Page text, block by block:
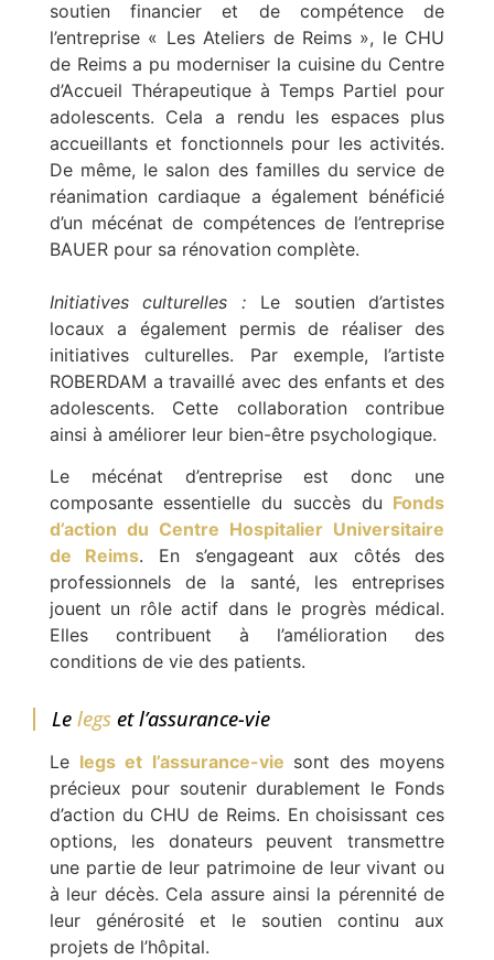
soutien financier et de compétence de
l’entreprise « Les Ateliers de Reims », le CHU
de Reims a pu moderniser la cuisine du Centre
d’Accueil Thérapeutique à Temps Partiel pour
adolescents. Cela a rendu les espaces plus
accueillants et fonctionnels pour les activités.
De même, le salon des familles du service de
réanimation cardiaque a également bénéficié
d’un mécénat de compétences de l’entreprise
BAUER pour sa rénovation complète.
Initiatives culturelles : Le soutien d’artistes
locaux a également permis de réaliser des
initiatives culturelles. Par exemple, l’artiste
ROBERDAM a travaillé avec des enfants et des
adolescents. Cette collaboration contribue
ainsi à améliorer leur bien-être psychologique.
Le mécénat d’entreprise est donc une
composante essentielle du succès du Fonds
d’action du Centre Hospitalier Universitaire
de Reims. En s’engageant aux côtés des
professionnels de la santé, les entreprises
jouent un rôle actif dans le progrès médical.
Elles contribuent à l’amélioration des
conditions de vie des patients.
Le legset l’assurance-vie
Le legs et l’assurance-vie sont des moyens
précieux pour soutenir durablement le Fonds
d’action du CHU de Reims. En choisissant ces
options, les donateurs peuvent transmettre
une partie de leur patrimoine de leur vivant ou
à leur décès. Cela assure ainsi la pérennité de
leur générosité et le soutien continu aux
projets de l’hôpital.